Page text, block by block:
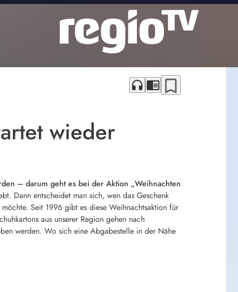
headphones chrome_reader_mode bookmark_border
wieder
– darum geht es bei der Aktion „Weihnachten
Dann entscheidet man sich, wen das Geschenk
Seit 1996 gibt es diese Weihnachtsaktion für
aus unserer Region gehen nach
werden. Wo sich eine Abgabestelle in der Nähe